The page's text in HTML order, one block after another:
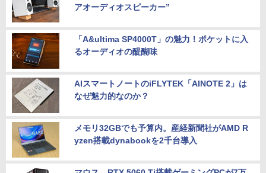
アオーディオスピーカー”
「A&ultima SP4000T」の魅力！ポケットに入
るオーディオの醍醐味
AIスマートノートのiFLYTEK「AINOTE 2」は
なぜ魅力的なのか？
メモリ32GBでも予算内。産経新聞社がAMD R
yzen搭載dynabookを2千台導入